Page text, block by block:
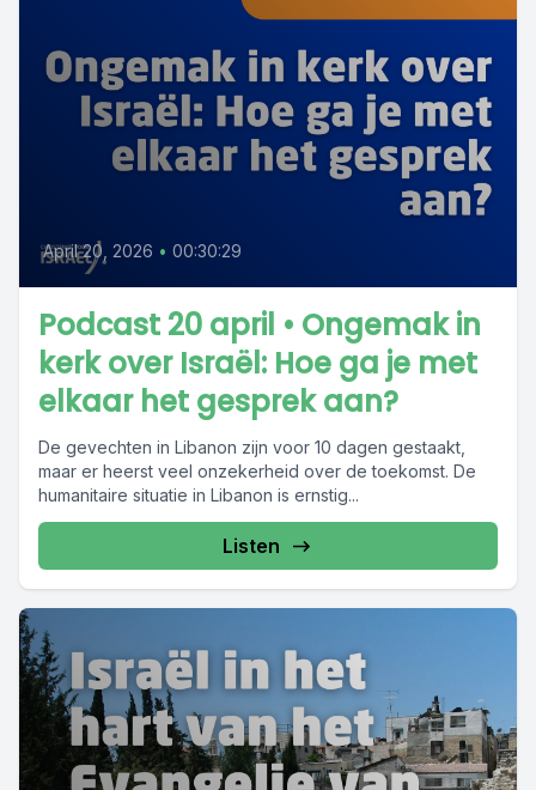
April 20, 2026 • 00:30:29
Podcast 20 april • Ongemak in
kerk over Israël: Hoe ga je met
elkaar het gesprek aan?
De gevechten in Libanon zijn voor 10 dagen gestaakt,
maar er heerst veel onzekerheid over de toekomst. De
humanitaire situatie in Libanon is ernstig...
Listen